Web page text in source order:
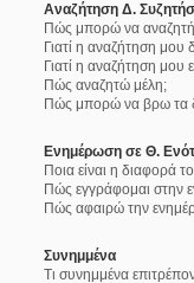
Αναζήτηση Δ.
Πώς μπορώ να
Γιατί η αναζήτηση μου
Γιατί η αναζήτηση μου
Πώς αναζητώ μέλη;
Πώς μπορώ να βρω τα
Ενημέρωση σε Θ.
Ποια είναι η διαφορά
Πώς εγγράφομαι στην
Πώς αφαιρώ την
Συνημμένα
Τι συνημμένα